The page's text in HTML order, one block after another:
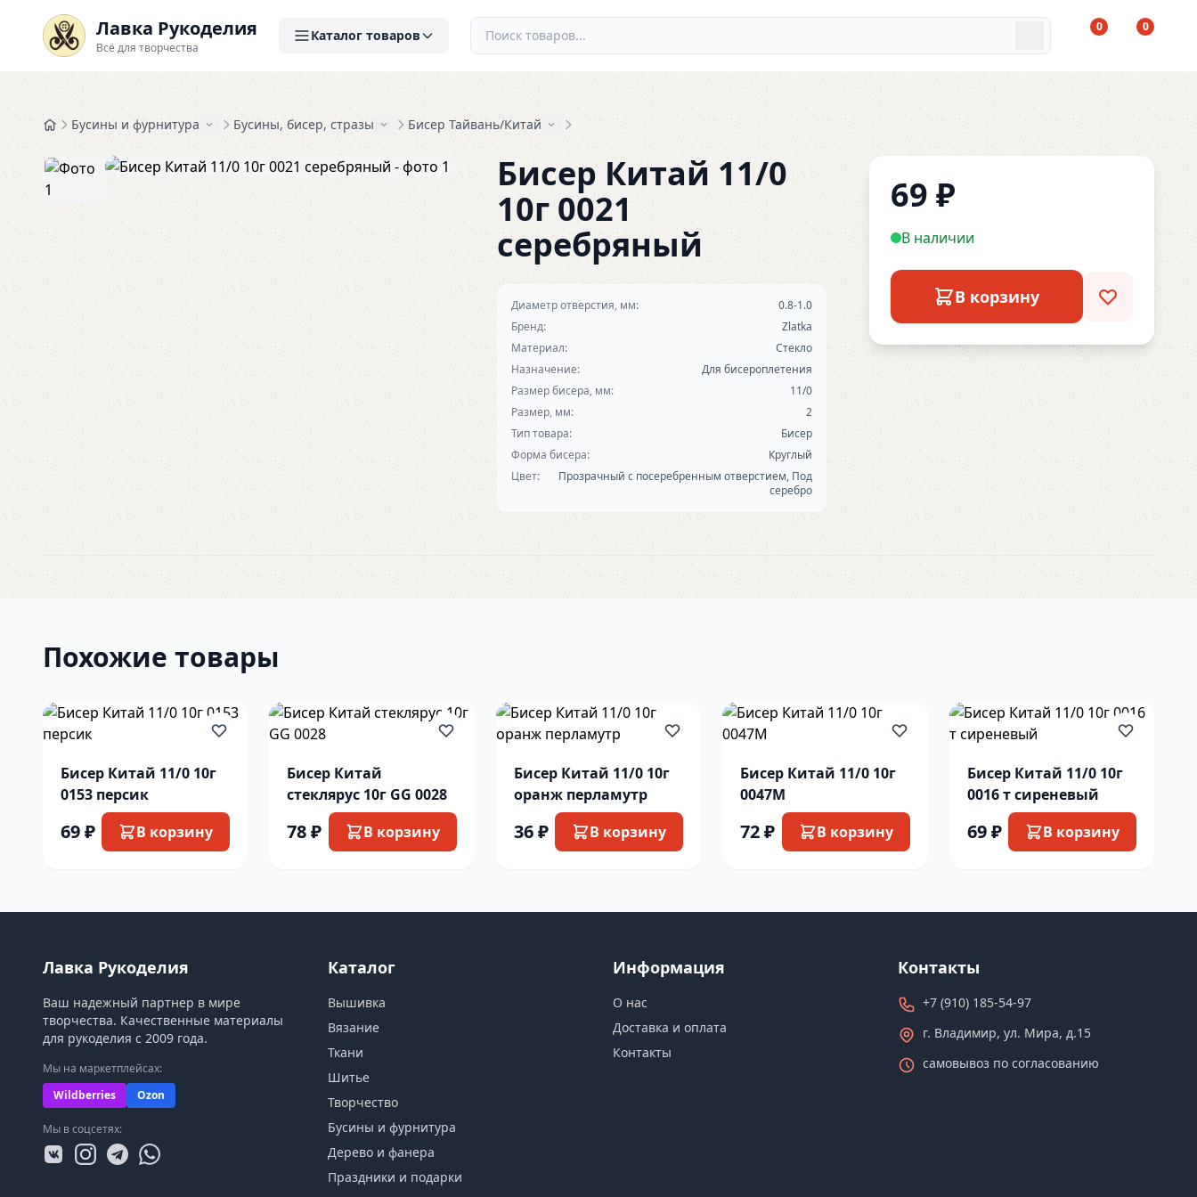
Лавка Рукоделия
Всё для творчества
Каталог товаров
0 0
Бусины и фурнитура Бусины, бисер, стразы Бисер Тайвань/Китай
Бисер Китай 11/0
10г 0021
серебряный
Диаметр отверстия, мм:
0.8-1.0
Бренд:
Zlatka
Материал:
Стекло
Назначение:
Для бисероплетения
Размер бисера, мм:
11/0
Размер, мм:
2
Тип товара:
Бисер
Форма бисера:
Круглый
Цвет:
Прозрачный с посеребренным отверстием, Под
серебро
69 ₽
В наличии
В корзину
Похожие товары
Бисер Китай 11/0 10г
0153 персик
69 ₽ В корзину
Бисер Китай
стеклярус 10г GG 0028
78 ₽ В корзину
Бисер Китай 11/0 10г
оранж перламутр
36 ₽ В корзину
Бисер Китай 11/0 10г
0047М
72 ₽ В корзину
Бисер Китай 11/0 10г
0016 т сиреневый
69 ₽ В корзину
Лавка Рукоделия
Ваш надежный партнер в мире
творчества. Качественные материалы
для рукоделия с 2009 года.
Мы на маркетплейсах:
Wildberries
Ozon
Мы в соцсетях:
Каталог
Вышивка
Вязание
Ткани
Шитье
Творчество
Бусины и фурнитура
Дерево и фанера
Праздники и подарки
Информация
О нас
Доставка и оплата
Контакты
Контакты
+7 (910) 185-54-97
г. Владимир, ул. Мира, д.15
самовывоз по согласованию